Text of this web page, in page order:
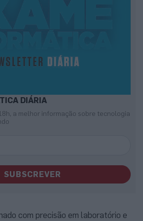
DIÁRIA
a melhor informação sobre tecnologia
SUBSCREVER
com precisão em laboratório e